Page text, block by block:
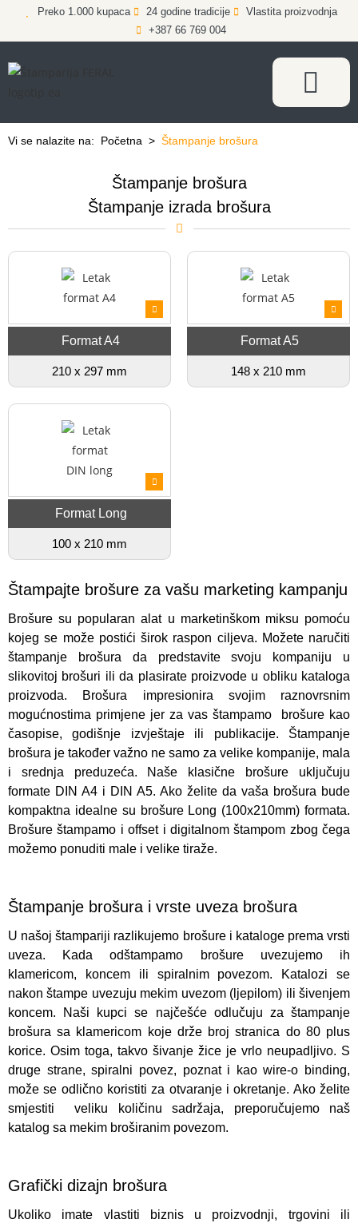
Preko 1.000 kupaca 24 godine tradicije
Vlastita proizvodnja
+387 66 769 004
Vi se nalazite na: Početna > Štampanje brošura
Štampanje brošura
Štampanje izrada brošura
Format A4
210 x 297 mm
Format A5
148 x 210 mm
Format Long
100 x 210 mm
Štampajte brošure za vašu marketing kampanju
Brošure su popularan alat u marketinškom miksu pomoću
kojeg se može postići širok raspon ciljeva. Možete naručiti
štampanje brošura da predstavite svoju kompaniju u
slikovitoj brošuri ili da plasirate proizvode u obliku kataloga
proizvoda. Brošura impresionira svojim raznovrsnim
mogućnostima primjene jer za vas štampamo brošure kao
časopise, godišnje izvještaje ili publikacije. Štampanje
brošura je također važno ne samo za velike kompanije, mala
i srednja preduzeća. Naše klasične brošure uključuju
formate DIN A4 i DIN A5. Ako želite da vaša brošura bude
kompaktna idealne su brošure Long (100x210mm) formata.
Brošure štampamo i offset i digitalnom štampom zbog čega
možemo ponuditi male i velike tiraže.
Štampanje brošura i vrste uveza brošura
U našoj štampariji razlikujemo brošure i kataloge prema vrsti
uveza. Kada odštampamo brošure uvezujemo ih
klamericom, koncem ili spiralnim povezom. Katalozi se
nakon štampe uvezuju mekim uvezom (ljepilom) ili šivenjem
koncem. Naši kupci se najčešće odlučuju za štampanje
brošura sa klamericom koje drže broj stranica do 80 plus
korice. Osim toga, takvo šivanje žice je vrlo neupadljivo. S
druge strane, spiralni povez, poznat i kao wire-o binding,
može se odlično koristiti za otvaranje i okretanje. Ako želite
smjestiti veliku količinu sadržaja, preporučujemo naš
katalog sa mekim broširanim povezom.
Grafički dizajn brošura
Ukoliko imate vlastiti biznis u proizvodnji, trgovini ili